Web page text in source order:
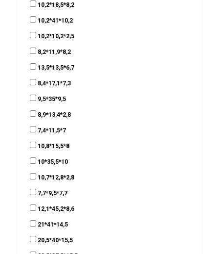
10,2*18,5*8,2
10,2*41*10,2
10,2*10,2*2,5
8,2*11,9*8,2
13,5*13,5*6,7
8,4*17,1*7,3
9,5*35*9,5
8,9*13,4*2,8
7,4*11,5*7
10,8*15,5*8
10*35,5*10
10,7*12,8*2,8
7,7*9,5*7,7
12,1*45,2*8,6
21*41*14,5
20,5*40*15,5